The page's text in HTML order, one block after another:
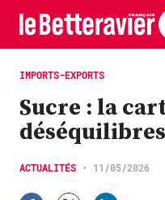
Actualités
Économie
Agronomie
Matériels
IMPORTS-EXPORTS
Sucre : la
ACTUALITÉS • 11/05/2026